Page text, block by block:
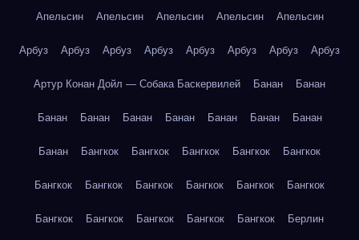
Апельсин Апельсин Апельсин Апельсин Апельсин
Арбуз Арбуз Арбуз Арбуз Арбуз Арбуз Арбуз Арбуз
Артур Конан Дойл — Собака Баскервилей Банан Банан
Банан Банан Банан Банан Банан Банан Банан
Банан Бангкок Бангкок Бангкок Бангкок Бангкок
Бангкок Бангкок Бангкок Бангкок Бангкок Бангкок
Бангкок Бангкок Бангкок Бангкок Бангкок Берлин